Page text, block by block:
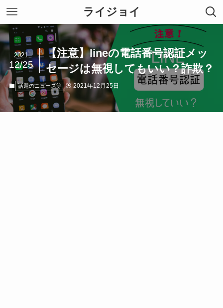
ライジョイ
【注意】lineの電話番号認証メッ
セージは無視してもいい？詐欺？
2021
12/25
話題のニュース等 2021年12月25日